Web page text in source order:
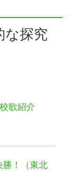
な探究
歌紹介
！（東北